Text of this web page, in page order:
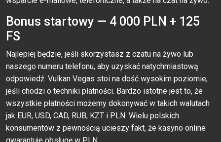
Bonus startowy — 4 000 PLN + 125
FS
Najlepiej będzie, jeśli skorzystasz z czatu na żywo lub
naszego numeru telefonu, aby uzyskać natychmiastową
odpowiedź. Vulkan Vegas stoi na dość wysokim poziomie,
jeśli chodzi o techniki płatności. Bardzo istotne jest to, że
wszystkie płatności możemy dokonywać w takich walutach
jak EUR, USD, CAD, RUB, KZT i PLN. Wielu polskich
konsumentów z pewnością ucieszy fakt, że kasyno online